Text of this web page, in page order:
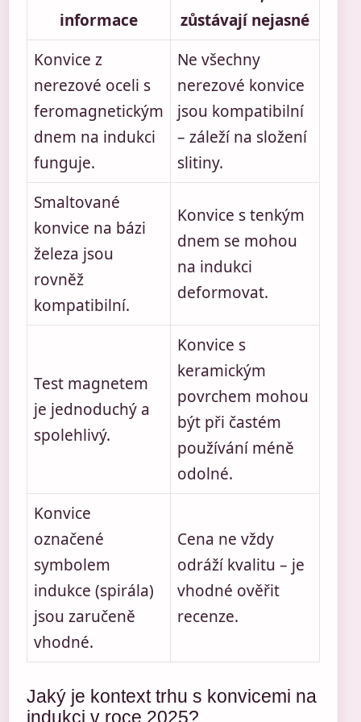
informace
zůstávají nejasné
Konvice z
nerezové oceli s
feromagnetickým
dnem na indukci
funguje.
Ne všechny
nerezové konvice
jsou kompatibilní
– záleží na složení
slitiny.
Smaltované
konvice na bázi
železa jsou
rovněž
kompatibilní.
Konvice s tenkým
dnem se mohou
na indukci
deformovat.
Test magnetem
je jednoduchý a
spolehlivý.
Konvice s
keramickým
povrchem mohou
být při častém
používání méně
odolné.
Konvice
označené
symbolem
indukce (spirála)
jsou zaručeně
vhodné.
Cena ne vždy
odráží kvalitu – je
vhodné ověřit
recenze.
Jaký je kontext trhu s konvicemi na
indukci v roce 2025?